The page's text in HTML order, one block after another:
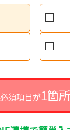
須項目が1箇所